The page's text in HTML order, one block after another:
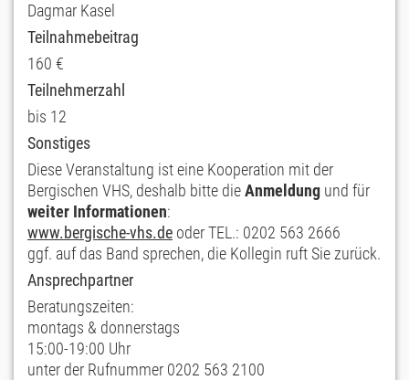
Dagmar Kasel
Teilnahmebeitrag
160 €
Teilnehmerzahl
bis 12
Sonstiges
Diese Veranstaltung ist eine Kooperation mit der
Bergischen VHS, deshalb bitte dieAnmeldung und für
weiter Informationen:
www.bergische-vhs.de oder TEL.: 0202 563 2666
ggf. auf das Band sprechen, die Kollegin ruft Sie zurück.
Ansprechpartner
Beratungszeiten:
montags & donnerstags
15:00-19:00 Uhr
unter der Rufnummer 0202 563 2100